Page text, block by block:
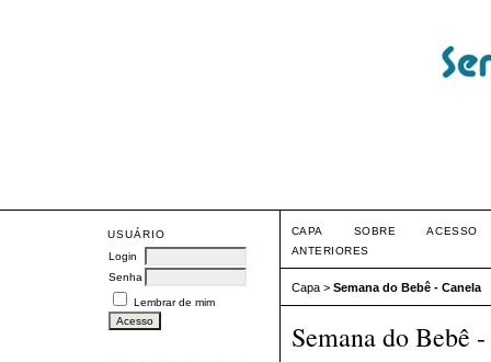
USUÁRIO
Login
Senha
Lembrar de mim
CAPA SOBRE
ACESSO
ANTERIORES
Capa> Semana do Bebê - Canela
Semana do Bebê